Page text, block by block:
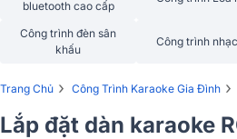
bluetooth cao cấp
Công trình đèn sân
khấu
Công trình
Trang Chủ › Công Trình Karaoke Gia Đình ›
Lắp đặt dàn karaoke